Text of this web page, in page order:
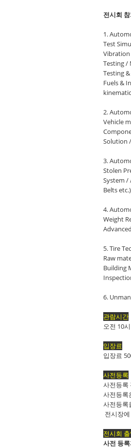
전시회
1.
Test
Vibration
Testing /
Testing
Fuels &
2.
Vehicle
Solution
3.
Stolen
System /
Belts
4.
Weight
5. Tire
Raw
Building
6.
관람시간
오전 10
입장료
입장료
사전등록
사전등록
사전등록
사전등록
전시장
전시회
사전 등